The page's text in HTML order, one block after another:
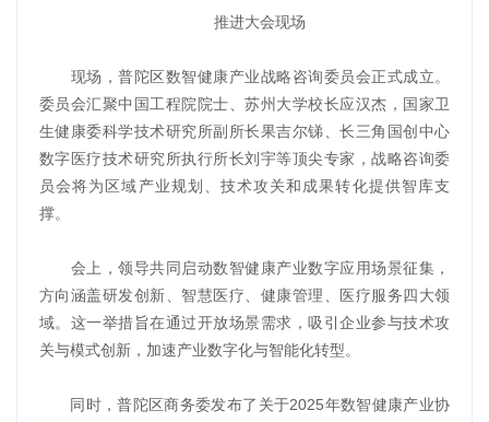
推进大会现场
现场，普陀区数智健康产业战略咨询委员会正式成立。
委员会汇聚中国工程院院士、苏州大学校长应汉杰，国家卫
生健康委科学技术研究所副所长果吉尔锑、长三角国创中心
数字医疗技术研究所执行所长刘宇等顶尖专家，战略咨询委
员会将为区域产业规划、技术攻关和成果转化提供智库支
撑。
会上，领导共同启动数智健康产业数字应用场景征集，
方向涵盖研发创新、智慧医疗、健康管理、医疗服务四大领
域。这一举措旨在通过开放场景需求，吸引企业参与技术攻
关与模式创新，加速产业数字化与智能化转型。
同时，普陀区商务委发布了关于2025年数智健康产业协